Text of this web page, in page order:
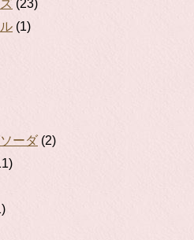
(23)
(1)
ーダ(2)